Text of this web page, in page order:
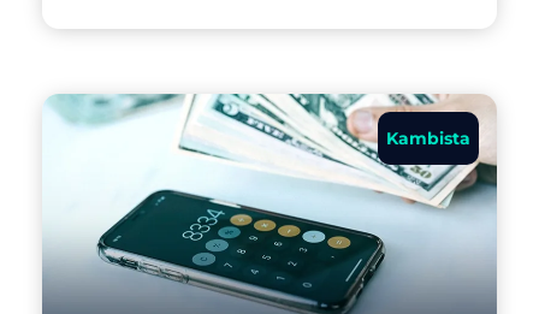
Kambista